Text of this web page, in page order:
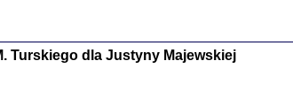
red. i wstęp Barbara Engelking, Jan
Turskiego dla Justyny Majewskiej